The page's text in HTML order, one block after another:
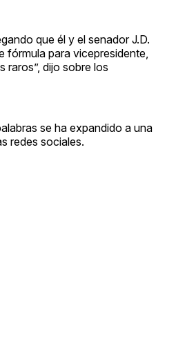
que él y el senador J.D.
fórmula para vicepresidente,
raros”, dijo sobre los
se ha expandido a una
redes sociales.